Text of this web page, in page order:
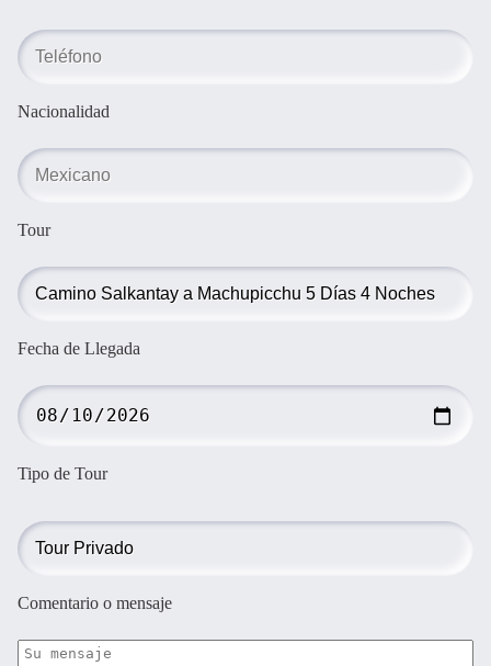
Nacionalidad
Tour
Fecha de Llegada
Tipo de Tour
Comentario o mensaje